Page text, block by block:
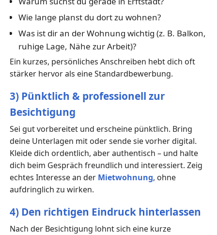
Wie lange planst du dort zu wohnen?
Was ist dir an der Wohnung wichtig (z. B. Balkon,
ruhige Lage, Nähe zur Arbeit)?
Ein kurzes, persönliches Anschreiben hebt dich oft
stärker hervor als eine Standardbewerbung.
3) Pünktlich & professionell zur
Besichtigung
Sei gut vorbereitet und erscheine pünktlich. Bring
deine Unterlagen mit oder sende sie vorher digital.
Kleide dich ordentlich, aber authentisch – und halte
dich beim Gespräch freundlich und interessiert. Zeig
echtes Interesse an der Mietwohnung, ohne
aufdringlich zu wirken.
4) Den richtigen Eindruck hinterlassen
Nach der Besichtigung lohnt sich eine kurze